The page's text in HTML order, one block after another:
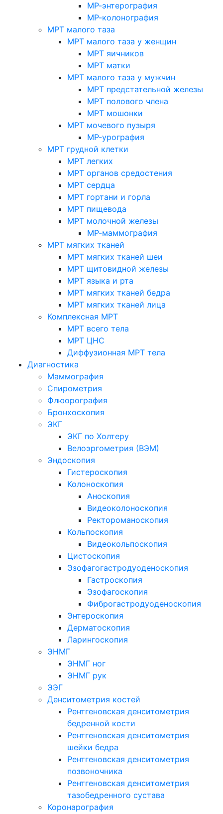
МР-энтерография
МР-колонография
МРТ малого таза
МРТ малого таза у женщин
МРТ яичников
МРТ матки
МРТ малого таза у мужчин
МРТ предстательной железы
МРТ полового члена
МРТ мошонки
МРТ мочевого пузыря
МР-урография
МРТ грудной клетки
МРТ легких
МРТ органов средостения
МРТ сердца
МРТ гортани и горла
МРТ пищевода
МРТ молочной железы
МР-маммография
МРТ мягких тканей
МРТ мягких тканей шеи
МРТ щитовидной железы
МРТ языка и рта
МРТ мягких тканей бедра
МРТ мягких тканей лица
Комплексная МРТ
МРТ всего тела
МРТ ЦНС
Диффузионная МРТ тела
Диагностика
Маммография
Спирометрия
Флюорография
Бронхоскопия
ЭКГ
ЭКГ по Холтеру
Велоэргометрия (ВЭМ)
Эндоскопия
Гистероскопия
Колоноскопия
Аноскопия
Видеоколоноскопия
Ректороманоскопия
Кольпоскопия
Видеокольпоскопия
Цистоскопия
Эзофагогастродуоденоскопия
Гастроскопия
Эзофагоскопия
Фиброгастродуоденоскопия
Энтероскопия
Дерматоскопия
Ларингоскопия
ЭНМГ
ЭНМГ ног
ЭНМГ рук
ЭЭГ
Денситометрия костей
Рентгеновская денситометрия
бедренной кости
Рентгеновская денситометрия
шейки бедра
Рентгеновская денситометрия
позвоночника
Рентгеновская денситометрия
тазобедренного сустава
Коронарография